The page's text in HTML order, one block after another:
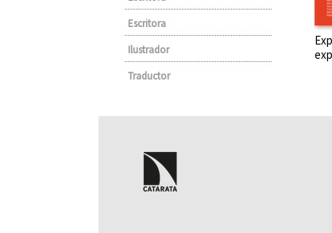
Escritora
Ilustrador
Traductor